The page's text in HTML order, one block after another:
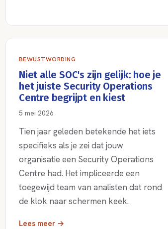
BEWUSTWORDING
Niet alle SOC's zijn gelijk: hoe je
het juiste Security Operations
Centre begrijpt en kiest
5 mei 2026
Tien jaar geleden betekende het iets
specifieks als je zei dat jouw
organisatie een Security Operations
Centre had. Het impliceerde een
toegewijd team van analisten dat rond
de klok naar schermen keek.
Lees meer →